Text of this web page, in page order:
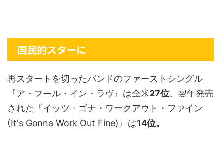
国民的スターに
再スタートを切ったバンドのファーストシングル
『ア・フール・イン・ラヴ』は全米27位、翌年発売
された『イッツ・ゴナ・ワークアウト・ファイン
(It's Gonna Work Out Fine)』は14位。